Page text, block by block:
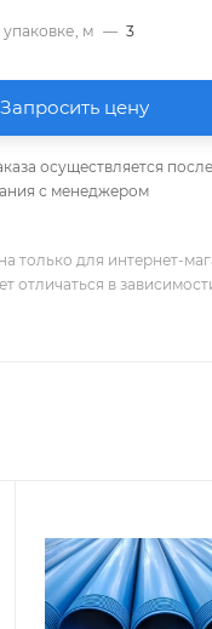
м — 3
Запросить цену
осуществляется после
с менеджером
только для интернет-
отличаться в